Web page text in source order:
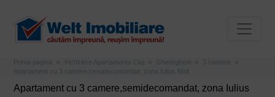
Prima pagina Inchiriere Apartamente Cluj Gheorgheni
3 camere
Apartament cu 3 camere,semidecomandat, zona Iulius Mall
Apartament cu 3 camere,semidecomandat, zona Iulius